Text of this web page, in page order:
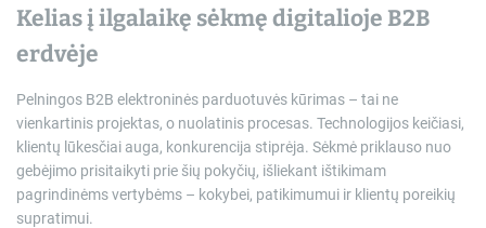
Kelias į ilgalaikę sėkmę digitalioje B2B
erdvėje
Pelningos B2B elektroninės parduotuvės kūrimas – tai ne
vienkartinis projektas, o nuolatinis procesas. Technologijos keičiasi,
klientų lūkesčiai auga, konkurencija stiprėja. Sėkmė priklauso nuo
gebėjimo prisitaikyti prie šių pokyčių, išliekant ištikimam
pagrindinėms vertybėms – kokybei, patikimumui ir klientų poreikių
supratimui.